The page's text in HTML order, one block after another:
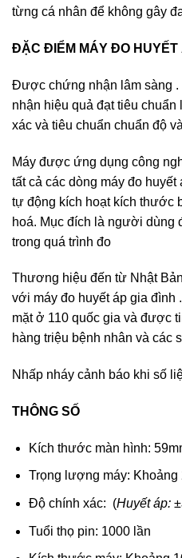
từng cá nhân để không gây
ĐẶC ĐIỂM MÁY ĐO HUYẾT
Được chứng nhận lâm sàng
nhận hiệu quả đạt tiêu
xác và tiêu chuẩn chuẩn độ
Máy được ứng dụng công
tất cả các dòng máy đo
tự động kích hoạt kích thước
hoá. Mục đích là người dùng
trong quá trình đo
Thương hiệu đến từ Nhật
với máy đo huyết áp gia đình
mặt ở 110 quốc gia và được
hàng triệu bệnh nhân và các
Nhấp nháy cảnh báo khi số
THÔNG SỐ
Kích thước màn hình:
Trọng lượng máy: Khoảng
Độ chính xác: (Huyết áp:
Tuổi thọ pin: 1000 lần